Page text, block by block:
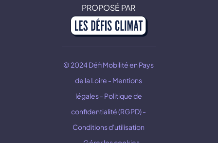
PROPOSÉ PAR
© 2024 Défi Mobilité en Pays
de la Loire - Mentions
légales - Politique de
confidentialité (RGPD) -
Conditions d'utilisation